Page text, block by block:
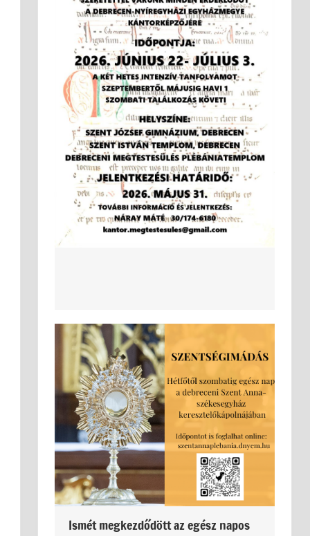
Ismét megkezdődött az egész napos